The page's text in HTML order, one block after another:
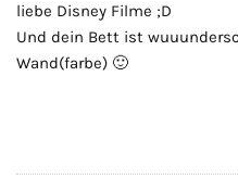
liebe Disney Filme ;D
Und dein Bett ist
Wand(farbe) 🙂